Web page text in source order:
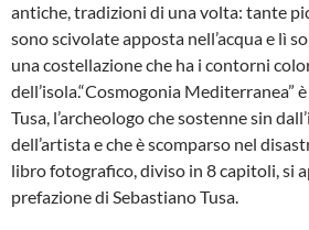
antiche, tradizioni di una volta: tante
sono scivolate apposta nell’acqua e lì
una costellazione che ha i contorni
dell’isola.“Cosmogonia Mediterranea”
Tusa, l’archeologo che sostenne sin
dell’artista e che è scomparso nel
libro fotografico, diviso in 8 capitoli, si
prefazione di Sebastiano Tusa.